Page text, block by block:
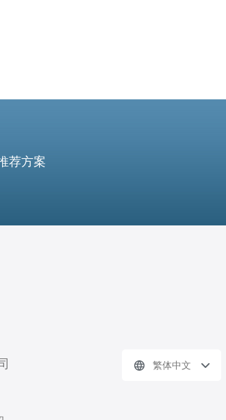
荐方案
繁体中文